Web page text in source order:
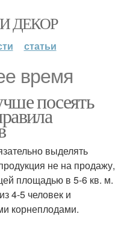
ДЕКОР
статьи
время
посеять
выделять
не на продажу,
площадью в 5-6 кв. м.
4-5 человек и
корнеплодами.